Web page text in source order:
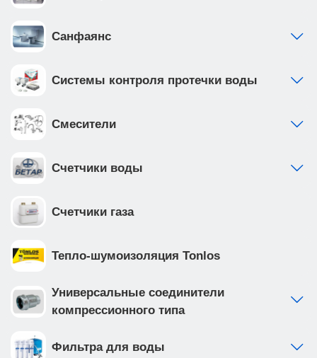
Санфаянс
Системы контроля протечки воды
Смесители
Счетчики воды
Счетчики газа
Тепло-шумоизоляция Tonlos
Универсальные соединители
компрессионного типа
Фильтра для воды